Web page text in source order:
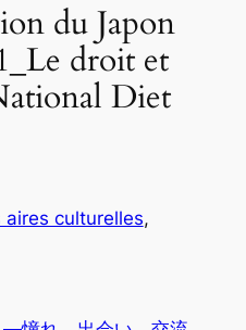
du Japon
droit et
Diet
aires culturelles